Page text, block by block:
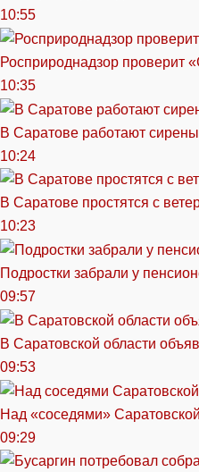
10:55
Росприроднадзор проверит
10:35
В Саратове работают
10:24
В Саратове простятся с
10:23
Подростки забрали у
09:57
В Саратовской области
09:53
Над «соседями»
09:29